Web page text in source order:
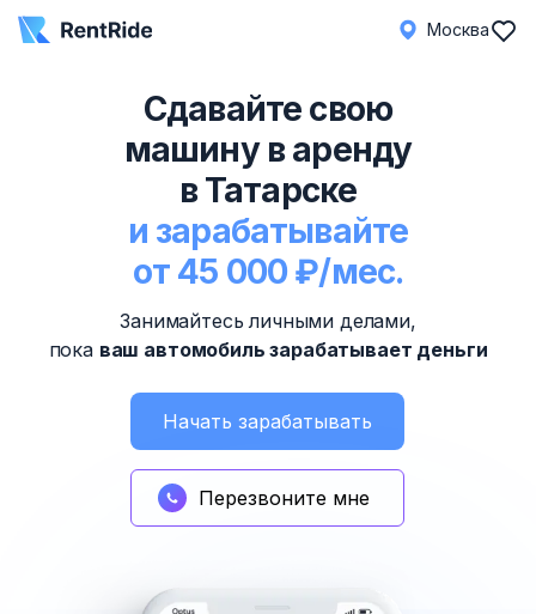
Москва
Сдавайте свою
машину в аренду
в Татарске
и зарабатывайте
от 45 000 ₽/мес.
Занимайтесь личными делами,
пока ваш автомобиль зарабатывает деньги
Начать зарабатывать
Перезвоните мне